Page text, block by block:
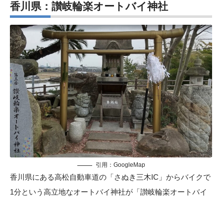
香川県：讃岐輪楽オートバイ神社
引用： GoogleMap
香川県にある高松自動車道の「さぬき三木IC」からバイクで
1分という高立地なオートバイ神社が「讃岐輪楽オートバイ